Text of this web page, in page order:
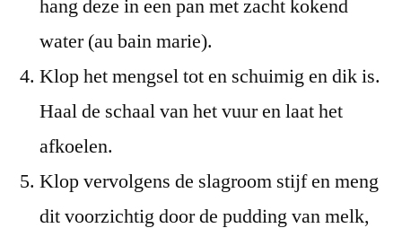
hang deze in een pan met zacht kokend
water (au bain marie).
Klop het mengsel tot en schuimig en dik is.
Haal de schaal van het vuur en laat het
afkoelen.
Klop vervolgens de slagroom stijf en meng
dit voorzichtig door de pudding van melk,